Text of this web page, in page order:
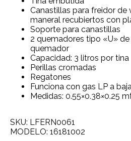
Canastillas para freidor de
maneral recubiertos con
Soporte para canastillas
2 quemadores tipo «U»
quemador
Capacidad: 3 litros por tina
Perillas cromadas
Regatones
Funciona con gas LP a
Medidas: 0.55×0.38×0.25
SKU: LFERN0061
MODELO: 16181002